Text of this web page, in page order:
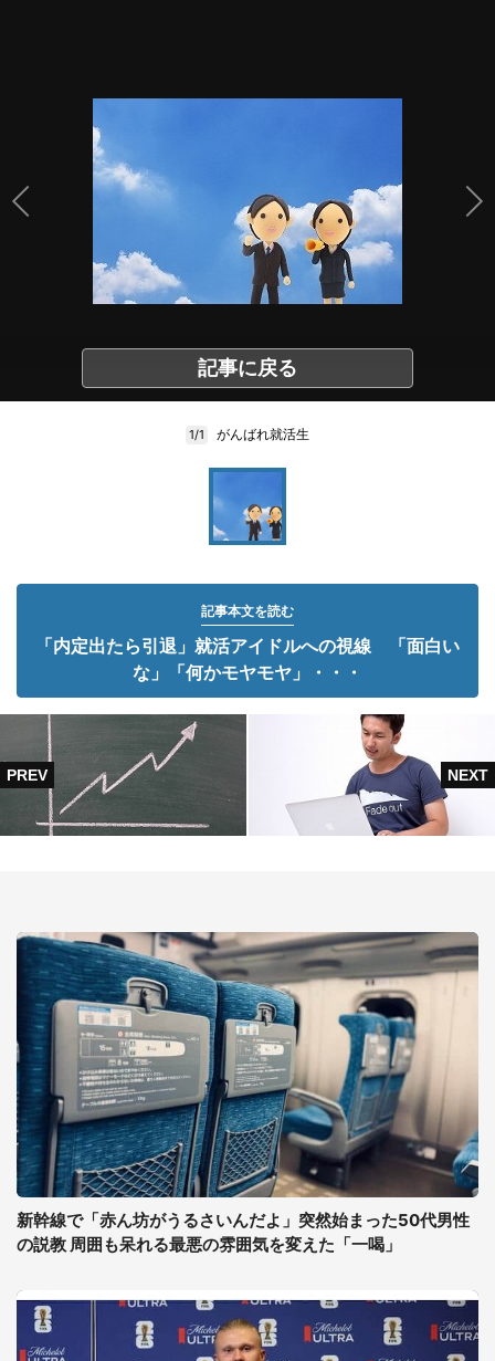
記事に戻る
1/1 がんばれ就活生
記事本文を読む
「内定出たら引退」就活アイドルへの視線 「面白い
な」「何かモヤモヤ」・・・
新幹線で「赤ん坊がうるさいんだよ」突然始まった50代男性
の説教 周囲も呆れる最悪の雰囲気を変えた「一喝」